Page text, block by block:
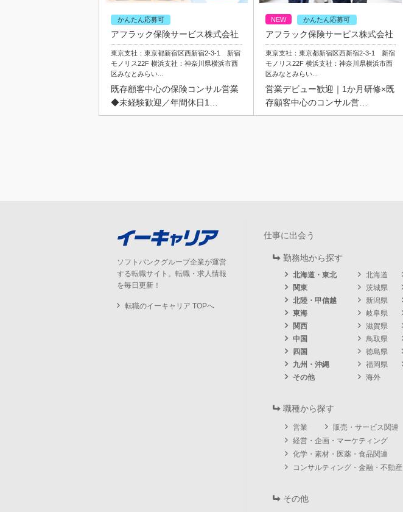
かんたん応募可
アフラック保険サービス株式会社
東京支社：東京都新宿区西新宿2-3-1 新宿
モノリス22F 横浜支社：神奈川県横浜市西
区みなとみらい...
既存顧客中心の保険コンサル営業
◆未経験歓迎／年間休日1…
NEW かんたん応募可
アフラック保険サービス株式会社
東京支社：東京都新宿区西新宿2-3-1 新宿
モノリス22F 横浜支社：神奈川県横浜市西
区みなとみらい...
営業デビュー歓迎｜1か月研修×既
存顧客中心のコンサル営…
ソフトバンクグループ企業が運営
する転職サイト。転職・求人情報
を毎日更新！
転職のイーキャリア TOPへ
仕事に出会う
勤務地から探す
北海道・東北 北海道
関東
茨城県
北陸・甲信越
新潟県
東海
岐阜県
関西
滋賀県
中国
鳥取県
四国
徳島県
九州・沖縄
福岡県
その他
海外
職種から探す
営業 販売・サービス関連
経営・企画・マーケティング
化学・素材・医薬・食品関連
コンサルティング・金融・不動産
その他